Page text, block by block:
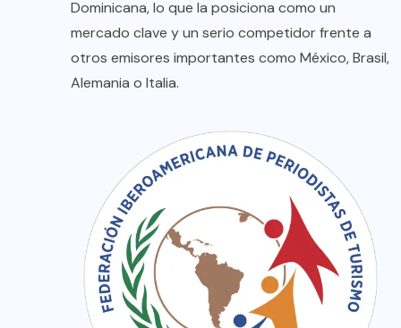
Dominicana, lo que la posiciona como un
mercado clave y un serio competidor frente a
otros emisores importantes como México, Brasil,
Alemania o Italia.